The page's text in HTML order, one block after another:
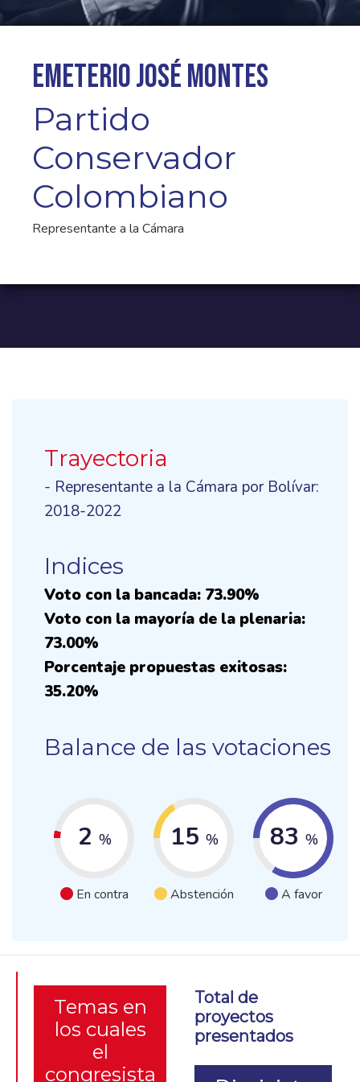
Emeterio José Montes
Partido
Conservador
Colombiano
Representante a la Cámara
Trayectoria
- Representante a la Cámara por Bolívar:
2018-2022
Indices
Voto con la bancada: 73.90%
Voto con la mayoría de la plenaria:
73.00%
Porcentaje propuestas exitosas:
35.20%
Balance de las votaciones
2 %
En contra
15 %
Abstención
83 %
A favor
Temas en
los cuales
el
congresista
Total de
proyectos
presentados